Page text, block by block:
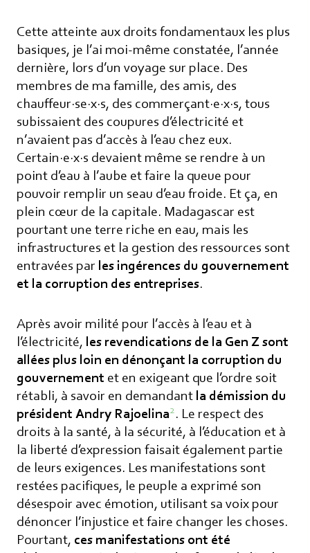
Cette atteinte aux droits fondamentaux les plus
basiques, je l’ai moi-même constatée, l’année
dernière, lors d’un voyage sur place. Des
membres de ma famille, des amis, des
chauffeur·se·x·s, des commerçant·e·x·s, tous
subissaient des coupures d’électricité et
n’avaient pas d’accès à l’eau chez eux.
Certain·e·x·s devaient même se rendre à un
point d’eau à l’aube et faire la queue pour
pouvoir remplir un seau d’eau froide. Et ça, en
plein cœur de la capitale. Madagascar est
pourtant une terre riche en eau, mais les
infrastructures et la gestion des ressources sont
entravées par les ingérences du gouvernement
et la corruption des entreprises.
Après avoir milité pour l’accès à l’eau et à
l’électricité, les revendications de la Gen Z sont
allées plus loin en dénonçant la corruption du
gouvernement et en exigeant que l’ordre soit
rétabli, à savoir en demandant la démission du
président Andry Rajoelina2 . Le respect des
droits à la santé, à la sécurité, à l’éducation et à
la liberté d’expression faisait également partie
de leurs exigences. Les manifestations sont
restées pacifiques, le peuple a exprimé son
désespoir avec émotion, utilisant sa voix pour
dénoncer l’injustice et faire changer les choses.
Pourtant, ces manifestations ont été